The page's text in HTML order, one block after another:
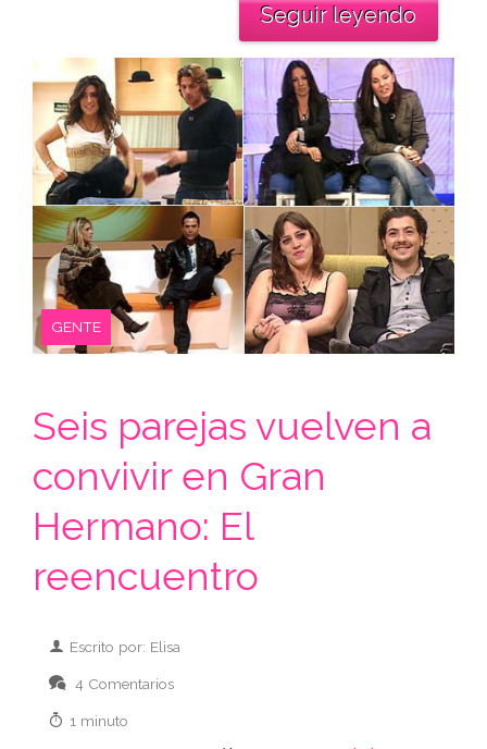
Seguir leyendo
GENTE
Seis parejas vuelven a
convivir en Gran
Hermano: El
reencuentro
Escrito por: Elisa
4 Comentarios
1 minuto